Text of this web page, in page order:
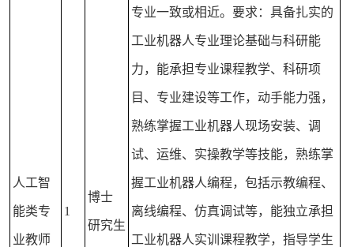
人工智
能类专
业教师
1
博士
研究生
专业一致或相近。要求：具备扎实的
工业机器人专业理论基础与科研能
力，能承担专业课程教学、科研项
目、专业建设等工作，动手能力强，
熟练掌握工业机器人现场安装、调
试、运维、实操教学等技能，熟练掌
握工业机器人编程，包括示教编程、
离线编程、仿真调试等，能独立承担
工业机器人实训课程教学，指导学生